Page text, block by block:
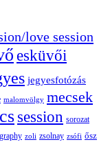
love session
esküvői
jegyesfotózás
malomvölgy mecsek
session sorozat
zoli zsolnay zsófi ősz